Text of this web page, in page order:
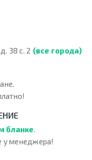
38 с. 2 (все города)
бланке.
у менеджера!